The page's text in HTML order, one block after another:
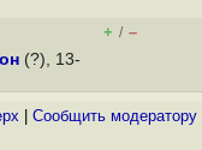
+ / –
(?), 13-
Cообщить модератору